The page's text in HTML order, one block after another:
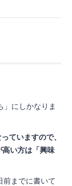
」にしかなりま
ていますので、
い方は「興味
までに書いて